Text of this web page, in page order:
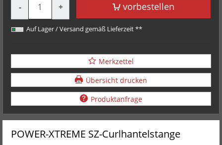
- + vorbestellen
Auf Lager / Versand gemäß Lieferzeit **
Merkzettel
Übersicht drucken
Produktanfrage
POWER-XTREME SZ-Curlhantelstange